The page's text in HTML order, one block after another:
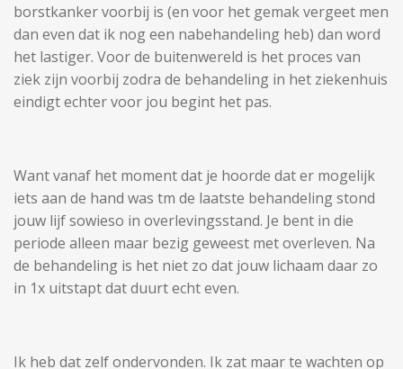
borstkanker voorbij is (en voor het gemak vergeet men
dan even dat ik nog een nabehandeling heb) dan word
het lastiger. Voor de buitenwereld is het proces van
ziek zijn voorbij zodra de behandeling in het ziekenhuis
eindigt echter voor jou begint het pas.
Want vanaf het moment dat je hoorde dat er mogelijk
iets aan de hand was tm de laatste behandeling stond
jouw lijf sowieso in overlevingsstand. Je bent in die
periode alleen maar bezig geweest met overleven. Na
de behandeling is het niet zo dat jouw lichaam daar zo
in 1x uitstapt dat duurt echt even.
Ik heb dat zelf ondervonden. Ik zat maar te wachten op